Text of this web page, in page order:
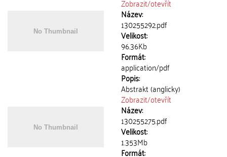
Zobrazit/otevřít
Název:
130255292.pdf
Velikost:
96.36Kb
Formát:
application/pdf
Popis:
Abstrakt (anglicky)
Zobrazit/otevřít
Název:
130255275.pdf
Velikost:
1.353Mb
Formát: